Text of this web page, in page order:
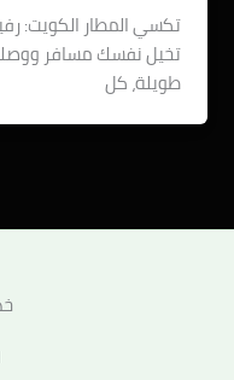
تكسي المطار الكويت:
تخيل نفسك مسافر
طويلة، كل